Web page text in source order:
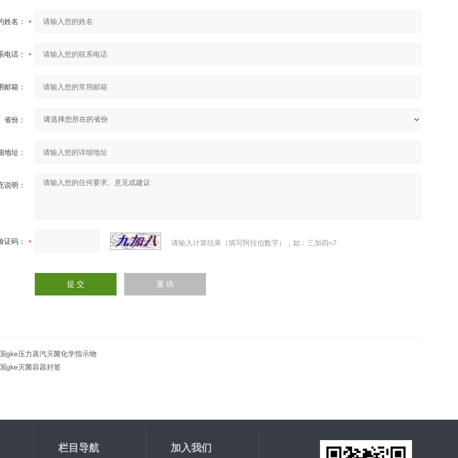
姓名：
电话：
邮箱：
省份：
地址：
说明：
证码： 请输入计算结果（填写阿拉伯数字），如：三加四=7
gke压力蒸汽灭菌化学指示物
gke灭菌容器封签
栏目导航 加入我们